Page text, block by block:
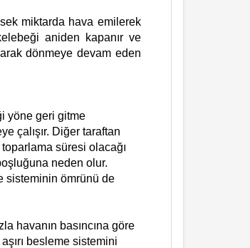
miktarda hava emilerek
aniden kapanır ve
dönmeye devam eden
yöne geri gitme
çalışır. Diğer taraftan
süresi olacağı
neden olur.
sisteminin ömrünü de
havanın basıncına göre
besleme sistemini